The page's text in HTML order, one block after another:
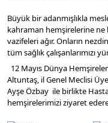
Büyük bir adanmışlıkla
kahraman hemşirelerine
vazifeleri ağır. Onların
tüm sağlık çalışanlarımızı
Altuntaş, il Genel Meclisi
Ayşe Özbay
ile birlikte
hemşirelerimizi ziyaret